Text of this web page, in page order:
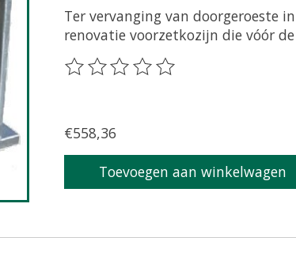
Ter vervanging van doorgeroeste
renovatie voorzetkozijn die vóór
De beoordeling van dit product is
€558,36
Toevoegen aan winkelwagen